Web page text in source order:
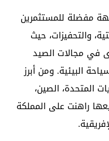
مفضلة للمستثمرين
والتحفيزات، حيث
في مجالات الصيد
البيئية. ومن أبرز
المتحدة، الصين،
راهنت على المملكة